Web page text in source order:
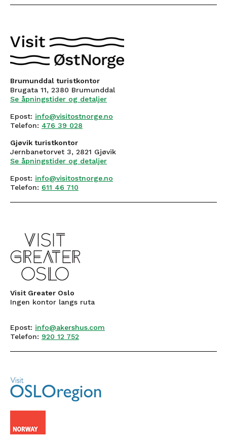
Brumunddal turistkontor
Brugata 11, 2380 Brumunddal
Se åpningstider og detaljer
Epost: info@visitostnorge.no
Telefon: 476 39 028
Gjøvik turistkontor
Jernbanetorvet 3, 2821 Gjøvik
Se åpningstider og detaljer
Epost: info@visitostnorge.no
Telefon: 611 46 710
Visit Greater Oslo
Ingen kontor langs ruta
Epost: info@akershus.com
Telefon: 920 12 752